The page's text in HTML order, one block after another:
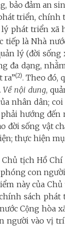
bảo đảm an
triển, chính
lý phát triển
tiếp là Nhà
lý (đời sống
đa dạng,
ra”(2). Theo đó, q
Về nội dung,
nhân dân;
hướng đến
đời sống vật
thực hiện
Chủ tịch Hồ
con
này của
sách
Cộng hòa
người vào vị